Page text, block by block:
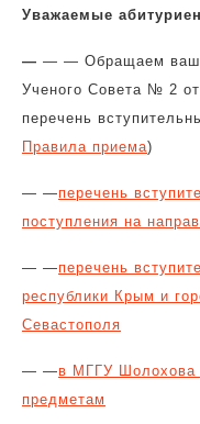
Уважаемые
— — — Обращаем
Ученого Совета № 2
перечень
Правила приема)
— —перечень
поступления на
— —перечень
республики Крым и
Севастополя
— —в МГГУ Шолохова
предметам